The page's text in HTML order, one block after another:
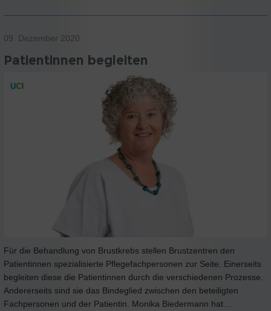
09. Dezember 2020
Patientinnen begleiten
Für die Behandlung von Brustkrebs stellen Brustzentren den
Patientinnen spezialisierte Pflegefachpersonen zur Seite. Einerseits
begleiten diese die Patientinnen durch die verschiedenen Prozesse.
Andererseits sind sie das Bindeglied zwischen den beteiligten
Fachpersonen und der Patientin. Monika Biedermann hat…